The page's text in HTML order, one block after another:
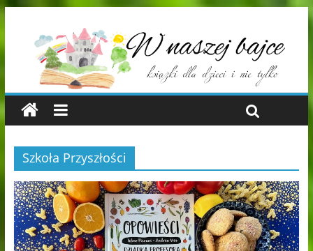
Szkoła Przyszłości